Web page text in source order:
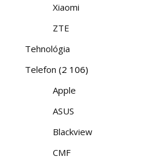
Xiaomi
ZTE
Tehnológia
Telefon (2 106)
Apple
ASUS
Blackview
CMF